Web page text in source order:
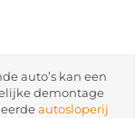
auto’s kan een
demontage
autosloperij